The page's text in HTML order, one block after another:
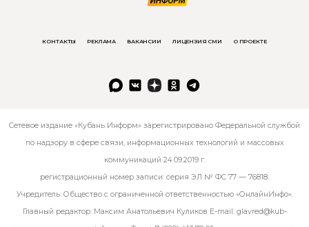
КОНТАКТЫ РЕКЛАМА ВАКАНСИИ ЛИЦЕНЗИЯ СМИ О ПРОЕКТЕ
Сетевое издание «Кубань Информ» зарегистрировано Федеральной службой
по надзору в сфере связи, информационных технологий и массовых
коммуникаций 24.09.2019 г.
регистрационный номер записи: серия ЭЛ № ФС 77 — 76818.
Учредитель: Общество с ограниченной ответственностью «ОнлайнИнфо».
Главный редактор: Максим Анатольевич Куликов E-mail: glavred@kub-